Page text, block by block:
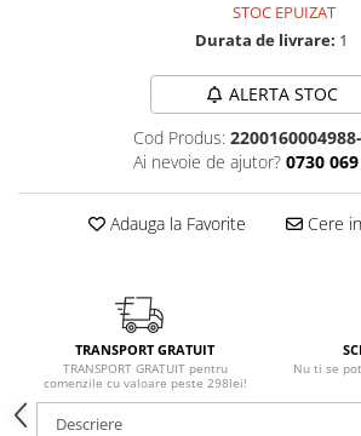
STOC EPUIZAT
Durata de livrare: 1
ALERTA STOC
Cod Produs:
Ai nevoie de ajutor? 0730
Adauga la Favorite Cere
TRANSPORT GRATUIT
TRANSPORT GRATUIT pentru
comenzile cu valoare peste 298lei!
Nu ti se
Descriere